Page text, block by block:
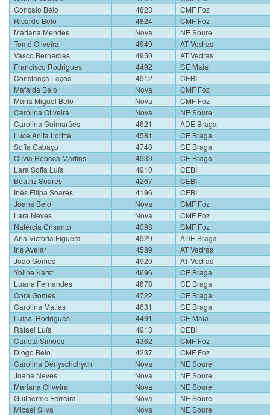
Gonçalo Belo
4823
CMF Foz
Ricardo Belo
4824
CMF Foz
Mariana Mendes
Nova
NE Soure
Tomé Oliveira
4949
AT Vedras
Vasco Bernardes
4950
AT Vedras
Francisco Rodrigues
4492
CE Maia
Constança Laços
4912
CEBI
Mafalda Belo
Nova
CMF Foz
Maria Miguel Belo
Nova
CMF Foz
Carolina Oliveira
Nova
NE Soure
Carolina Guimarães
4621
ADE Braga
Luce Anita Loritte
4581
CE Braga
Sofia Cabaço
4748
CE Braga
Olívia Rebeca Martins
4939
CE Braga
Lara Sofia Luís
4910
CEBI
Beatriz Soares
4267
CEBI
Inês Filipa Soares
4196
CEBI
Joana Belo
Nova
CMF Foz
Lara Neves
Nova
CMF Foz
Natércia Crisanto
4098
CMF Foz
Ana Victória Figuera
4929
ADE Braga
Iris Avelar
4589
AT Vedras
João Gomes
4920
AT Vedras
Yoline Karst
4696
CE Braga
Luana Fernandes
4878
CE Braga
Cora Gomes
4722
CE Braga
Carolina Matias
4631
CE Braga
Luísa Rodrigues
4491
CE Maia
Rafael Luís
4913
CEBI
Carlota Simões
4362
CMF Foz
Diogo Belo
4237
CMF Foz
Carolina Denyschchych
Nova
NE Soure
Joana Neves
Nova
NE Soure
Mariana Oliveira
Nova
NE Soure
Guilherme Ferreira
Nova
NE Soure
Micael Silva
Nova NE Soure